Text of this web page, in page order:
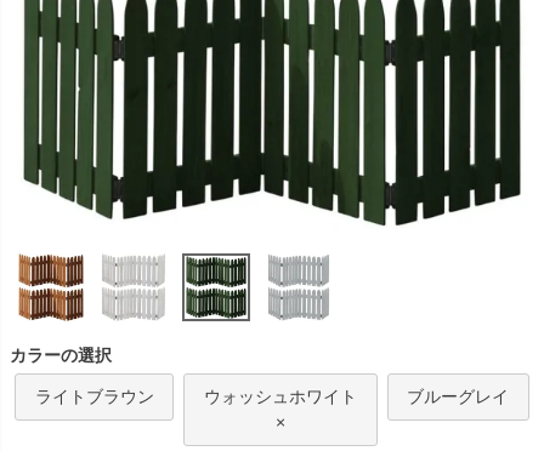
カラーの選択
ライトブラウン
ウォッシュホワイト
×
ブルーグレイ